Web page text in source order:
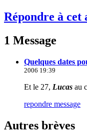
Répondre à cet
1 Message
Quelques dates
2006 19:39
Et le 27, Lucas au
repondre message
Autres brèves